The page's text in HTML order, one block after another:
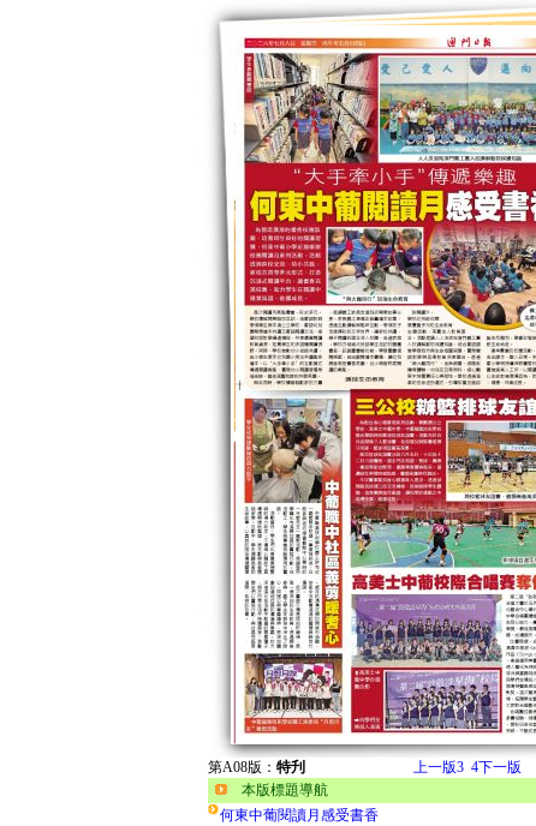
第A08版： 特刋 上一版3 4下一版
本版標題導航
何東中葡閱讀月感受書香